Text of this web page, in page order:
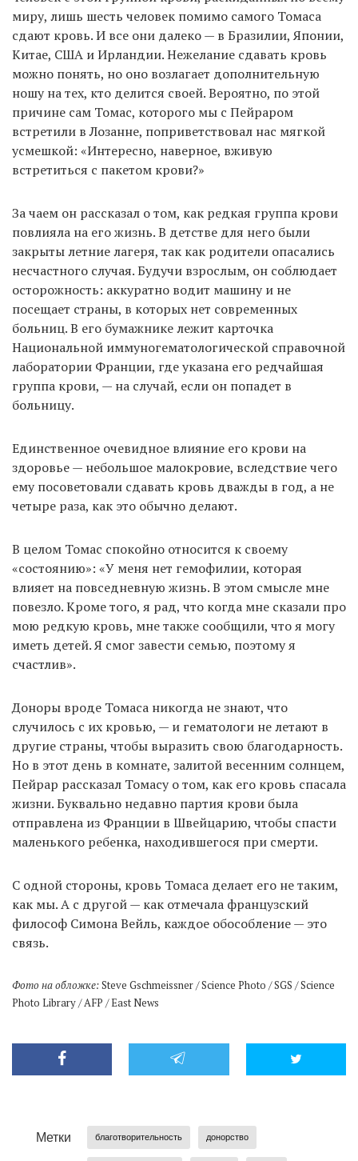
миру, лишь шесть человек помимо самого Томаса
сдают кровь. И все они далеко — в Бразилии, Японии,
Китае, США и Ирландии. Нежелание сдавать кровь
можно понять, но оно возлагает дополнительную
ношу на тех, кто делится своей. Вероятно, по этой
причине сам Томас, которого мы с Пейраром
встретили в Лозанне, поприветствовал нас мягкой
усмешкой: «Интересно, наверное, вживую
встретиться с пакетом крови?»
За чаем он рассказал о том, как редкая группа крови
повлияла на его жизнь. В детстве для него были
закрыты летние лагеря, так как родители опасались
несчастного случая. Будучи взрослым, он соблюдает
осторожность: аккуратно водит машину и не
посещает страны, в которых нет современных
больниц. В его бумажнике лежит карточка
Национальной иммуногематологической справочной
лаборатории Франции, где указана его редчайшая
группа крови, — на случай, если он попадет в
больницу.
Единственное очевидное влияние его крови на
здоровье — небольшое малокровие, вследствие чего
ему посоветовали сдавать кровь дважды в год, а не
четыре раза, как это обычно делают.
В целом Томас спокойно относится к своему
«состоянию»: «У меня нет гемофилии, которая
влияет на повседневную жизнь. В этом смысле мне
повезло. Кроме того, я рад, что когда мне сказали про
мою редкую кровь, мне также сообщили, что я могу
иметь детей. Я смог завести семью, поэтому я
счастлив».
Доноры вроде Томаса никогда не знают, что
случилось с их кровью, — и гематологи не летают в
другие страны, чтобы выразить свою благодарность.
Но в этот день в комнате, залитой весенним солнцем,
Пейрар рассказал Томасу о том, как его кровь спасала
жизни. Буквально недавно партия крови была
отправлена из Франции в Швейцарию, чтобы спасти
маленького ребенка, находившегося при смерти.
С одной стороны, кровь Томаса делает его не таким,
как мы. А с другой — как отмечала французский
философ Симона Вейль, каждое обособление — это
связь.
Фото на обложке:Steve Gschmeissner / Science Photo / SGS / Science
Photo Library / AFP / East News
Метки благотворительность донорство